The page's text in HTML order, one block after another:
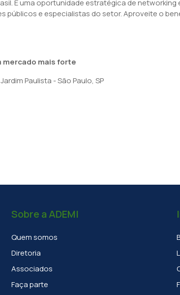
É uma oportunidade estratégica de networking
públicos e especialistas do setor. Aproveite o
mercado mais forte
Paulista - São Paulo, SP
Sobre a ADEMI
Quem somos
Diretoria
Associados
Faça parte